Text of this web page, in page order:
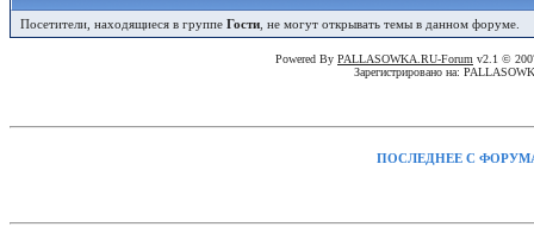
Посетители, находящиеся в группе Гости , не могут открывать темы в данном форуме.
Powered By PALLASOWKA.RU-Forum v2.1 ©
Зарегистрировано на:
ПОСЛЕДНЕЕ С